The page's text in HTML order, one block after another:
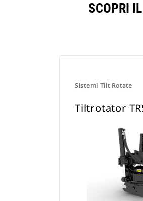
SCOPRI
Sistemi Tilt Rotate
Tiltrotator